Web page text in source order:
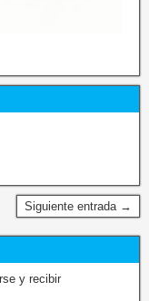
Siguiente entrada →
y recibir